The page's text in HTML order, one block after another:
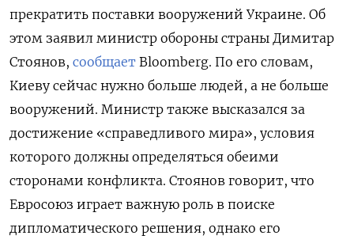
прекратить поставки вооружений Украине. Об
этом заявил министр обороны страны Димитар
Стоянов, сообщает Bloomberg. По его словам,
Киеву сейчас нужно больше людей, а не больше
вооружений. Министр также высказался за
достижение «справедливого мира», условия
которого должны определяться обеими
сторонами конфликта. Стоянов говорит, что
Евросоюз играет важную роль в поиске
дипломатического решения, однако его